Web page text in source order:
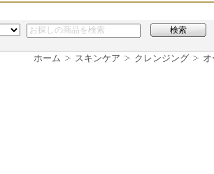
検索
ホーム スキンケア クレンジング